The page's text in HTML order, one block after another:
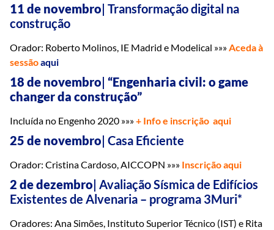
11 de novembro| Transformação digital na
construção
Orador: Roberto Molinos, IE Madrid e Modelical »»» Aceda à
sessãoaqui
18 de novembro| “Engenharia civil: o game
changer da construção”
Incluída no Engenho 2020 »»»+ Info e inscrição aqui
25 de novembro| Casa Eficiente
Orador: Cristina Cardoso, AICCOPN »»» Inscriçãoaqui
2 de dezembro| Avaliação Sísmica de Edifícios
Existentes de Alvenaria – programa 3Muri*
Oradores: Ana Simões, Instituto Superior Técnico (IST) e Rita